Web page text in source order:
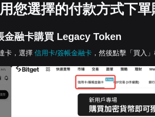
您選擇的付款方式下
金融卡購買 Legacy Token
卡，選擇 信用卡/簽帳金融卡 ，然後點擊「買入